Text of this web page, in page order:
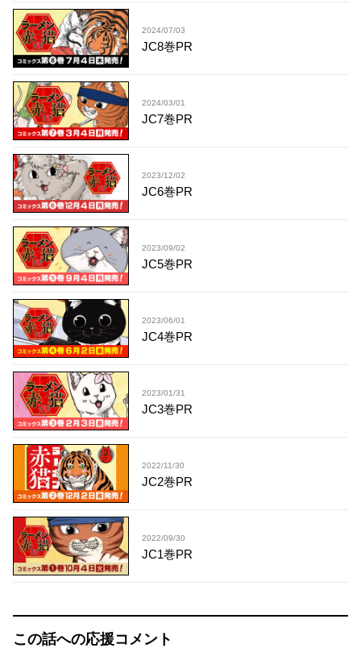
2024/07/03
JC8巻PR
2024/03/01
JC7巻PR
2023/12/02
JC6巻PR
2023/09/02
JC5巻PR
2023/06/01
JC4巻PR
2023/01/31
JC3巻PR
2022/11/30
JC2巻PR
2022/09/30
JC1巻PR
この話への応援コメント